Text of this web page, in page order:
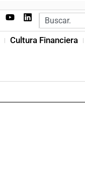
Cultura Financiera